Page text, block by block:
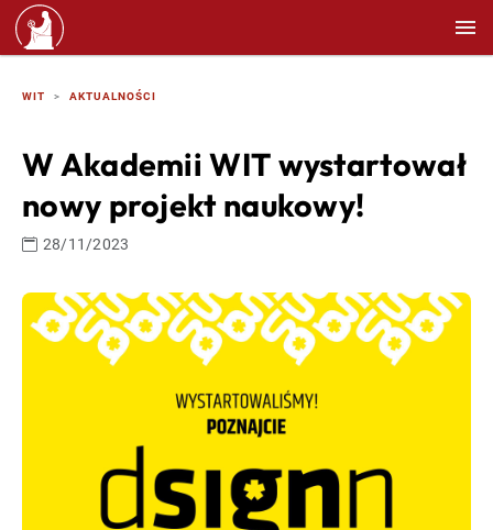
WIT AKTUALNOŚCI
W Akademii WIT wystartował
nowy projekt naukowy!
28/11/2023